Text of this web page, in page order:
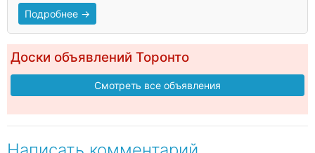
Подробнее →
Доски объявлений Торонто
Смотреть все объявления